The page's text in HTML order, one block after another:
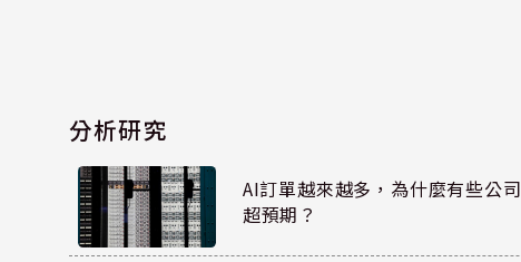
分析研究
AI訂單越來越多，為什麼有些公
超預期？